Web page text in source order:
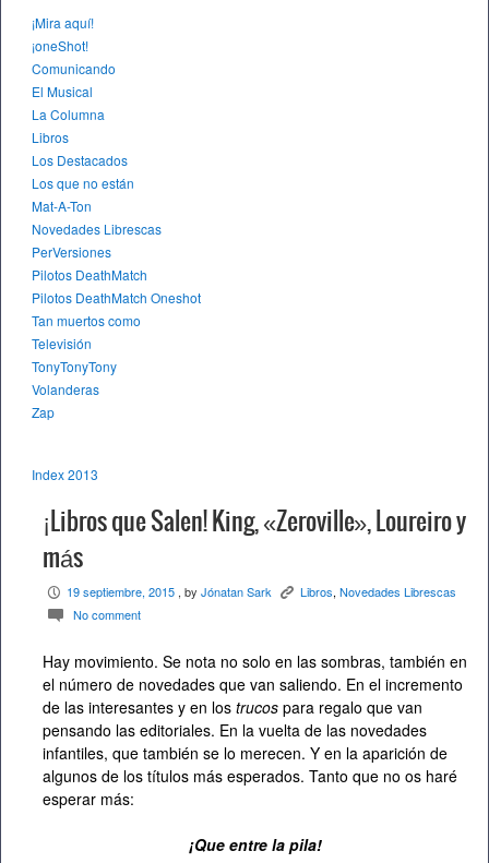
¡Mira aquí!
¡oneShot!
Comunicando
El Musical
La Columna
Libros
Los Destacados
Los que no están
Mat-A-Ton
Novedades Librescas
PerVersiones
Pilotos DeathMatch
Pilotos DeathMatch Oneshot
Tan muertos como
Televisión
TonyTonyTony
Volanderas
Zap
Index 2013
¡Libros que Salen! King, «Zeroville», Loureiro y
más
P 19 septiembre, 2015 , by Jónatan Sark K Libros,Novedades Librescas
c No comment
Hay movimiento. Se nota no solo en las sombras, también en
el número de novedades que van saliendo. En el incremento
de las interesantes y en los trucos para regalo que van
pensando las editoriales. En la vuelta de las novedades
infantiles, que también se lo merecen. Y en la aparición de
algunos de los títulos más esperados. Tanto que no os haré
esperar más:
¡Que entre la pila!